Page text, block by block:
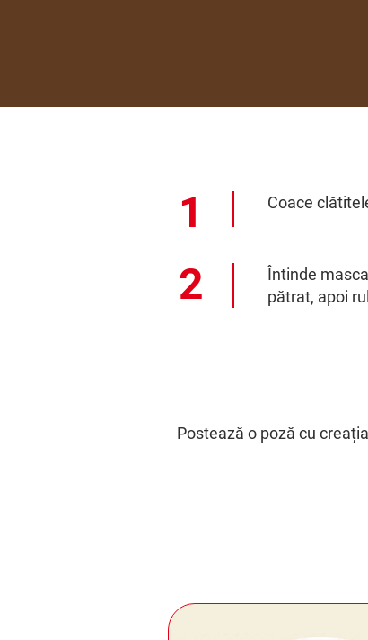
Coace
Întinde
pătrat, apoi
Postează o poză cu